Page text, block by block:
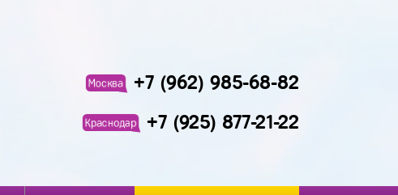
Москва +7 (962) 985-68-82
Краснодар +7 (925) 877-21-22